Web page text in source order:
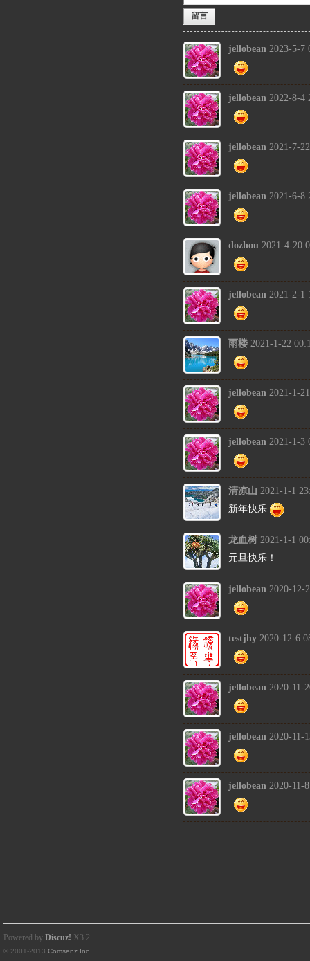
留言
jellobean 2023-5-7
jellobean 2022-8-4
jellobean 2021-7-
jellobean 2021-6-8
dozhou 2021-4-20
jellobean 2021-2-1
雨楼 2021-1-22
jellobean 2021-1-
jellobean 2021-1-3
清凉山 2021-1-1
新年快乐
龙血树 2021-1-1
元旦快乐！
jellobean 2020-12-
testjhy 2020-12-6
jellobean 2020-11-
jellobean 2020-11-
jellobean 2020-11-
Powered by Discuz! X3.2
© 2001-2013 Comsenz Inc.